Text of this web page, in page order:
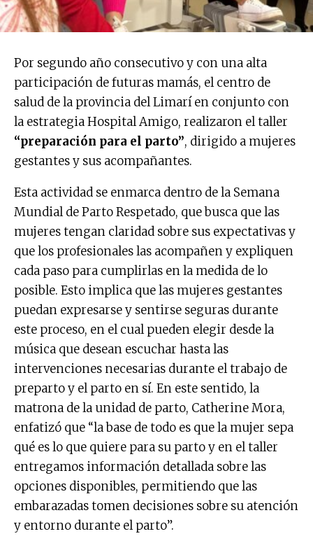
Por segundo año consecutivo y con una alta
participación de futuras mamás, el centro de
salud de la provincia del Limarí en conjunto con
la estrategia Hospital Amigo, realizaron el taller
“preparación para el parto”, dirigido a mujeres
gestantes y sus acompañantes.
Esta actividad se enmarca dentro de la Semana
Mundial de Parto Respetado, que busca que las
mujeres tengan claridad sobre sus expectativas y
que los profesionales las acompañen y expliquen
cada paso para cumplirlas en la medida de lo
posible. Esto implica que las mujeres gestantes
puedan expresarse y sentirse seguras durante
este proceso, en el cual pueden elegir desde la
música que desean escuchar hasta las
intervenciones necesarias durante el trabajo de
preparto y el parto en sí. En este sentido, la
matrona de la unidad de parto, Catherine Mora,
enfatizó que “la base de todo es que la mujer sepa
qué es lo que quiere para su parto y en el taller
entregamos información detallada sobre las
opciones disponibles, permitiendo que las
embarazadas tomen decisiones sobre su atención
y entorno durante el parto”.